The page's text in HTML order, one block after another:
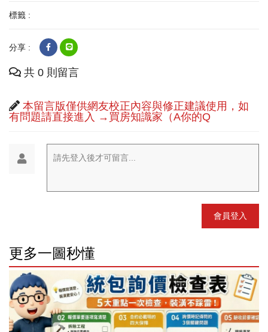
標籤 :
分享 :
共 0 則留言
本留言版僅供網友校正內容與修正建議使用，如
有問題請直接進入 →買房知識家（A你的Q
請先登入後才可留言...
會員登入
更多一圖秒懂